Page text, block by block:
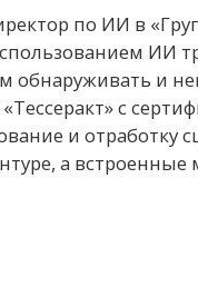
по ИИ в
ИИ
обнаруживать и
с
и отработку
а